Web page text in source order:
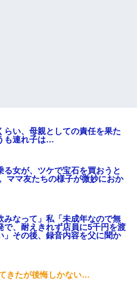
い、母親としての責任を果た
も連れ子は…
女が、ツケで宝石を買おうと
マ友たちの様子が微妙におか
みなって」私「未成年なので無
で、耐えきれず店員に5千円を渡
」その後、録音内容を父に聞か
きたが後悔しかない…